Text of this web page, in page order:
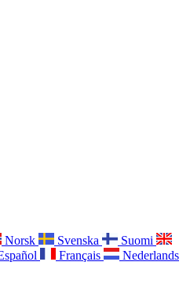
Norsk Svenska
Suomi
Français
Nederlands